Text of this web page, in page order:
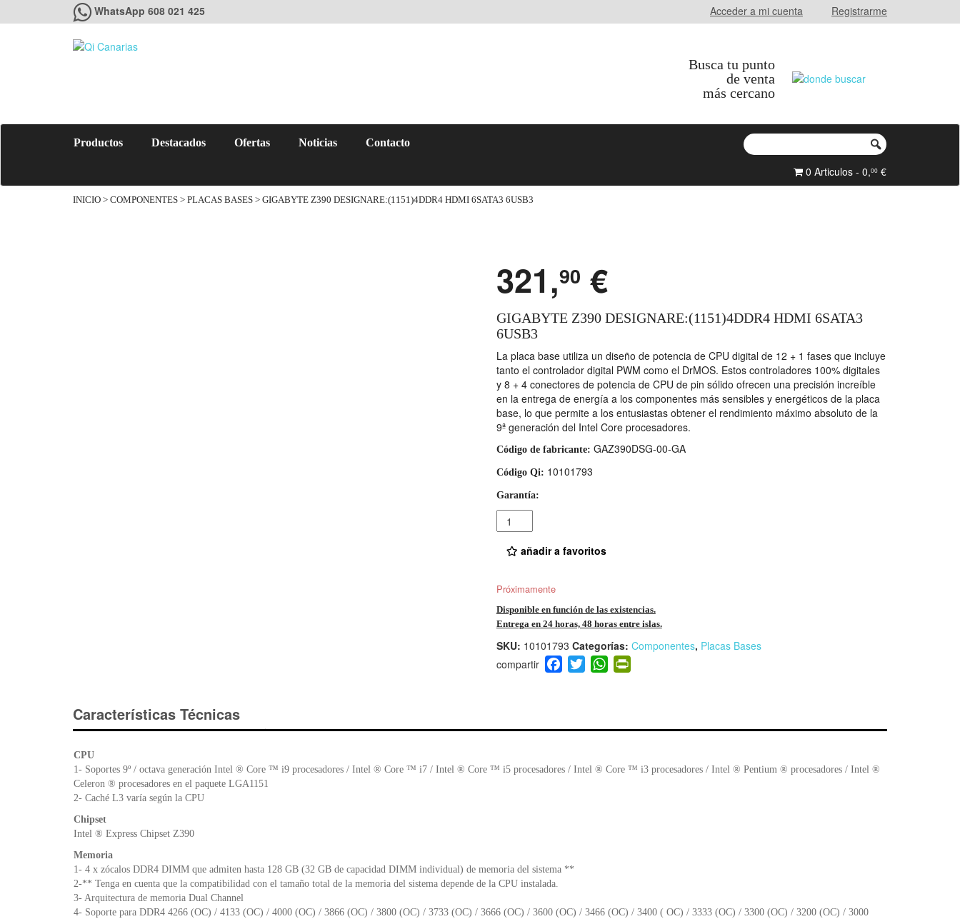
WhatsApp 608 021 425 Acceder a mi cuenta Registrarme
Busca tu punto
de venta
más cercano
Productos Destacados Ofertas Noticias Contacto
0 Articulos - 0,00 €
INICIO > COMPONENTES > PLACAS BASES > GIGABYTE Z390 DESIGNARE:(1151)4DDR4 HDMI 6SATA3 6USB3
321,90 €
GIGABYTE Z390 DESIGNARE:(1151)4DDR4 HDMI 6SATA3
6USB3
La placa base utiliza un diseño de potencia de CPU digital de 12 + 1 fases que incluye
tanto el controlador digital PWM como el DrMOS. Estos controladores 100% digitales
y 8 + 4 conectores de potencia de CPU de pin sólido ofrecen una precisión increíble
en la entrega de energía a los componentes más sensibles y energéticos de la placa
base, lo que permite a los entusiastas obtener el rendimiento máximo absoluto de la
9ª generación del Intel Core procesadores.
Código de fabricante: GAZ390DSG-00-GA
Código Qi: 10101793
Garantía:
Cantidad
añadir a favoritos
Próximamente
Disponible en función de las existencias.
Entrega en 24 horas, 48 horas entre islas.
SKU: 10101793 Categorías: Componentes, Placas Bases
F
a
b
o
T
wi
W
h
A
p
Pr
in
e
dl
Características Técnicas
CPU
1- Soportes 9º / octava generación Intel ® Core ™ i9 procesadores / Intel ® Core ™ i7 / Intel ® Core ™ i5 procesadores / Intel ® Core ™ i3 procesadores / Intel ® Pentium ® procesadores / Intel ®
Celeron ® procesadores en el paquete LGA1151
2- Caché L3 varía según la CPU
Chipset
Intel ® Express Chipset Z390
Memoria
1- 4 x zócalos DDR4 DIMM que admiten hasta 128 GB (32 GB de capacidad DIMM individual) de memoria del sistema **
2-** Tenga en cuenta que la compatibilidad con el tamaño total de la memoria del sistema depende de la CPU instalada.
3- Arquitectura de memoria Dual Channel
4- Soporte para DDR4 4266 (OC) / 4133 (OC) / 4000 (OC) / 3866 (OC) / 3800 (OC) / 3733 (OC) / 3666 (OC) / 3600 (OC) / 3466 (OC) / 3400 ( OC) / 3333 (OC) / 3300 (OC) / 3200 (OC) / 3000